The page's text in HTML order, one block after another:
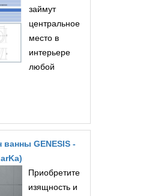
займут
центральное
место в
интерьере
любой
GENESIS -
Приобретите
изящность и